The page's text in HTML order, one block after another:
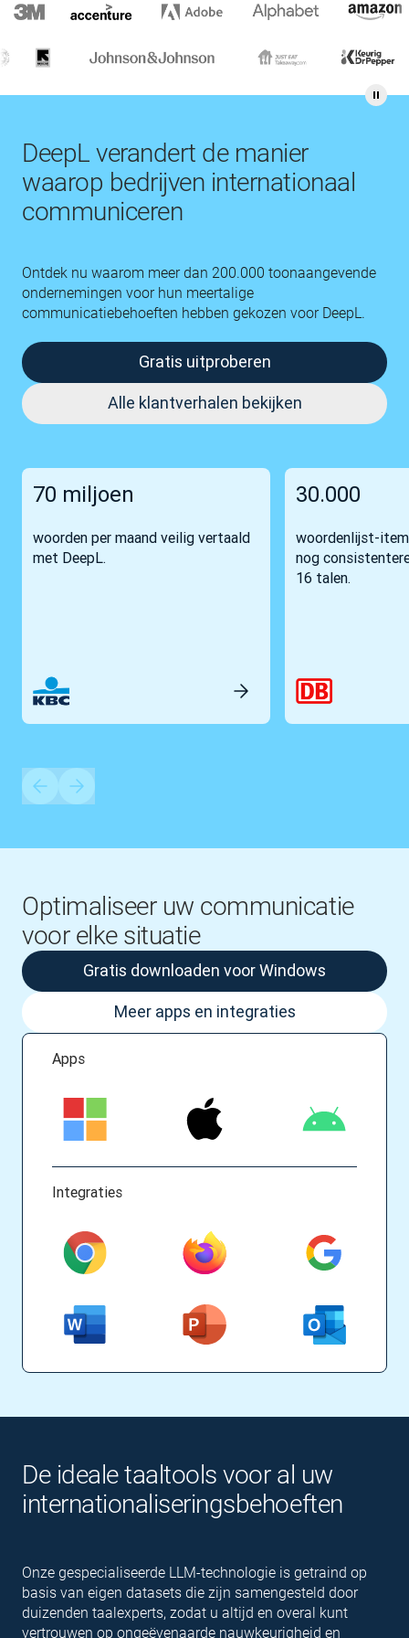
DeepL verandert de manier
waarop bedrijven internationaal
communiceren
Ontdek nu waarom meer dan 200.000 toonaangevende
ondernemingen voor hun meertalige
communicatiebehoeften hebben gekozen voor DeepL.
Gratis uitproberen
Alle klantverhalen bekijken
70 miljoen
woorden per maand veilig vertaald
met DeepL.
30.000
woordenlijst-
nog
16 talen.
De ideale taaltools voor al uw
inter­nationaliserings­behoeften
Onze gespecialiseerde LLM-technologie is getraind op
basis van eigen datasets die zijn samengesteld door
duizenden taalexperts, zodat u altijd en overal kunt
vertrouwen op ongeëvenaarde nauwkeurigheid en
Optimaliseer uw communicatie
voor elke situatie
Apps
Integraties
Gratis downloaden voor Windows
Meer apps en integraties